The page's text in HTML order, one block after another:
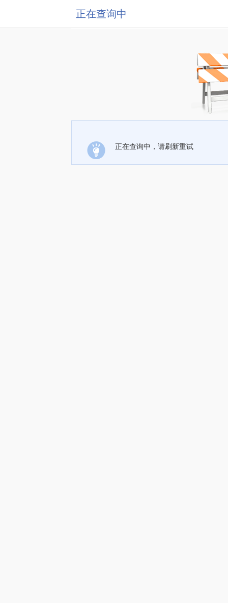
正在查询中
正在查询中，请刷新重试